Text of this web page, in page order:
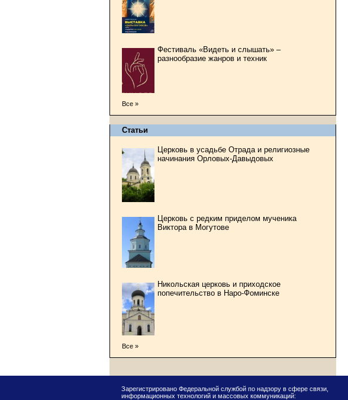
Фестиваль «Видеть и слышать» –
разнообразие жанров и техник
Все »
Статьи
Церковь в усадьбе Отрада и религиозные
начинания Орловых-Давыдовых
Церковь с редким приделом мученика
Виктора в Могутове
Никольская церковь и приходское
попечительство в Наро-Фоминске
Все »
Зарегистрировано Федеральной службой по надзору в сфере связи,
информационных технологий и массовых коммуникаций: